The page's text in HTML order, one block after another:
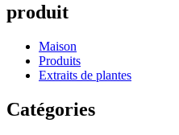
produit
Maison
Produits
Extraits de plantes
Catégories